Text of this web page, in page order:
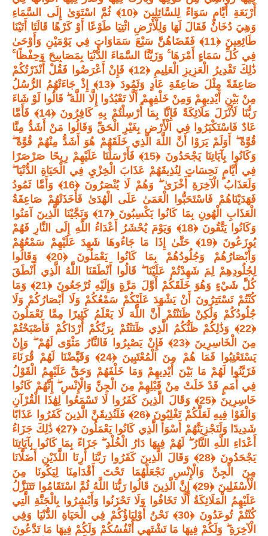
أَرْبَعَةِ أَيَّامٍ سَوَاءً لِلسَّائِلِينَ ﴿10﴾ ثُمَّ اسْتَوَىٰ إِلَى السَّمَاءِ
وَهِيَ دُخَانٌ فَقَالَ لَهَا وَلِلْأَرْضِ ائْتِيَا طَوْعًا أَوْ كَرْهًا قَالَتَا أَتَيْنَا
طَائِعِينَ ﴿11﴾ فَقَضَاهُنَّ سَبْعَ سَمَاوَاتٍ فِي يَوْمَيْنِ وَأَوْحَىٰ
فِي كُلِّ سَمَاءٍ أَمْرَهَا ۚ وَزَيَّنَّا السَّمَاءَ الدُّنْيَا بِمَصَابِيحَ وَحِفْظًا ۚ
ذَٰلِكَ تَقْدِيرُ الْعَزِيزِ الْعَلِيمِ ﴿12﴾ فَإِنْ أَعْرَضُوا فَقُلْ أَنْذَرْتُكُمْ
صَاعِقَةً مِثْلَ صَاعِقَةِ عَادٍ وَثَمُودَ ﴿13﴾ إِذْ جَاءَتْهُمُ الرُّسُلُ
مِنْ بَيْنِ أَيْدِيهِمْ وَمِنْ خَلْفِهِمْ أَلَّا تَعْبُدُوا إِلَّا اللَّهَ ۖ قَالُوا لَوْ شَاءَ
رَبُّنَا لَأَنْزَلَ مَلَائِكَةً فَإِنَّا بِمَا أُرْسِلْتُمْ بِهِ كَافِرُونَ ﴿14﴾ فَأَمَّا
عَادٌ فَاسْتَكْبَرُوا فِي الْأَرْضِ بِغَيْرِ الْحَقِّ وَقَالُوا مَنْ أَشَدُّ مِنَّا
قُوَّةً ۖ أَوَلَمْ يَرَوْا أَنَّ اللَّهَ الَّذِي خَلَقَهُمْ هُوَ أَشَدُّ مِنْهُمْ قُوَّةً ۖ
وَكَانُوا بِآيَاتِنَا يَجْحَدُونَ ﴿15﴾ فَأَرْسَلْنَا عَلَيْهِمْ رِيحًا صَرْصَرًا
فِي أَيَّامٍ نَحِسَاتٍ لِنُذِيقَهُمْ عَذَابَ الْخِزْيِ فِي الْحَيَاةِ الدُّنْيَا ۖ
وَلَعَذَابُ الْآخِرَةِ أَخْزَىٰ ۖ وَهُمْ لَا يُنْصَرُونَ ﴿16﴾ وَأَمَّا ثَمُودُ
فَهَدَيْنَاهُمْ فَاسْتَحَبُّوا الْعَمَىٰ عَلَى الْهُدَىٰ فَأَخَذَتْهُمْ صَاعِقَةُ
الْعَذَابِ الْهُونِ بِمَا كَانُوا يَكْسِبُونَ ﴿17﴾ وَنَجَّيْنَا الَّذِينَ آمَنُوا
وَكَانُوا يَتَّقُونَ ﴿18﴾ وَيَوْمَ يُحْشَرُ أَعْدَاءُ اللَّهِ إِلَى النَّارِ فَهُمْ
يُوزَعُونَ ﴿19﴾ حَتَّىٰ إِذَا مَا جَاءُوهَا شَهِدَ عَلَيْهِمْ سَمْعُهُمْ
وَأَبْصَارُهُمْ وَجُلُودُهُمْ بِمَا كَانُوا يَعْمَلُونَ ﴿20﴾ وَقَالُوا
لِجُلُودِهِمْ لِمَ شَهِدْتُمْ عَلَيْنَا ۖ قَالُوا أَنْطَقَنَا اللَّهُ الَّذِي أَنْطَقَ
كُلَّ شَيْءٍ وَهُوَ خَلَقَكُمْ أَوَّلَ مَرَّةٍ وَإِلَيْهِ تُرْجَعُونَ ﴿21﴾ وَمَا
كُنْتُمْ تَسْتَتِرُونَ أَنْ يَشْهَدَ عَلَيْكُمْ سَمْعُكُمْ وَلَا أَبْصَارُكُمْ وَلَا
جُلُودُكُمْ وَلَٰكِنْ ظَنَنْتُمْ أَنَّ اللَّهَ لَا يَعْلَمُ كَثِيرًا مِمَّا تَعْمَلُونَ
﴿22﴾ وَذَٰلِكُمْ ظَنُّكُمُ الَّذِي ظَنَنْتُمْ بِرَبِّكُمْ أَرْدَاكُمْ فَأَصْبَحْتُمْ
مِنَ الْخَاسِرِينَ ﴿23﴾ فَإِنْ يَصْبِرُوا فَالنَّارُ مَثْوًى لَهُمْ ۖ وَإِنْ
يَسْتَعْتِبُوا فَمَا هُمْ مِنَ الْمُعْتَبِينَ ﴿24﴾ وَقَيَّضْنَا لَهُمْ قُرَنَاءَ
فَزَيَّنُوا لَهُمْ مَا بَيْنَ أَيْدِيهِمْ وَمَا خَلْفَهُمْ وَحَقَّ عَلَيْهِمُ الْقَوْلُ
فِي أُمَمٍ قَدْ خَلَتْ مِنْ قَبْلِهِمْ مِنَ الْجِنِّ وَالْإِنْسِ ۖ إِنَّهُمْ كَانُوا
خَاسِرِينَ ﴿25﴾ وَقَالَ الَّذِينَ كَفَرُوا لَا تَسْمَعُوا لِهَٰذَا الْقُرْآنِ
وَالْغَوْا فِيهِ لَعَلَّكُمْ تَغْلِبُونَ ﴿26﴾ فَلَنُذِيقَنَّ الَّذِينَ كَفَرُوا عَذَابًا
شَدِيدًا وَلَنَجْزِيَنَّهُمْ أَسْوَأَ الَّذِي كَانُوا يَعْمَلُونَ ﴿27﴾ ذَٰلِكَ جَزَاءُ
أَعْدَاءِ اللَّهِ النَّارُ ۖ لَهُمْ فِيهَا دَارُ الْخُلْدِ ۖ جَزَاءً بِمَا كَانُوا بِآيَاتِنَا
يَجْحَدُونَ ﴿28﴾ وَقَالَ الَّذِينَ كَفَرُوا رَبَّنَا أَرِنَا اللَّذَيْنِ أَضَلَّانَا
مِنَ الْجِنِّ وَالْإِنْسِ نَجْعَلْهُمَا تَحْتَ أَقْدَامِنَا لِيَكُونَا مِنَ
الْأَسْفَلِينَ ﴿29﴾ إِنَّ الَّذِينَ قَالُوا رَبُّنَا اللَّهُ ثُمَّ اسْتَقَامُوا تَتَنَزَّلُ
عَلَيْهِمُ الْمَلَائِكَةُ أَلَّا تَخَافُوا وَلَا تَحْزَنُوا وَأَبْشِرُوا بِالْجَنَّةِ الَّتِي
كُنْتُمْ تُوعَدُونَ ﴿30﴾ نَحْنُ أَوْلِيَاؤُكُمْ فِي الْحَيَاةِ الدُّنْيَا وَفِي
الْآخِرَةِ ۖ وَلَكُمْ فِيهَا مَا تَشْتَهِي أَنْفُسُكُمْ وَلَكُمْ فِيهَا مَا تَدَّعُونَ